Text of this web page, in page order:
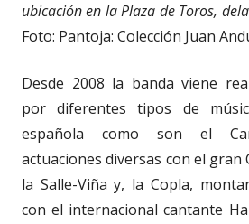
ubicación en la Plaza de Toros,
Foto: Pantoja: Colección Juan
Desde 2008 la banda viene
por diferentes tipos de
española como son el
actuaciones diversas con el gran
la Salle-Viña y, la Copla,
con el internacional cantante